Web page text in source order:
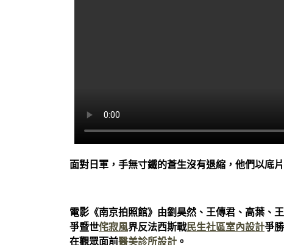
面對日軍，手無寸鐵的蒼生沒有退縮，他們以底
電影《南京拍照館》由劉昊然、王傳君、高葉、
爭暨世侘寂風界反法西斯戰民生社區室內設計爭
在觀眾面前醫美診所設計 。